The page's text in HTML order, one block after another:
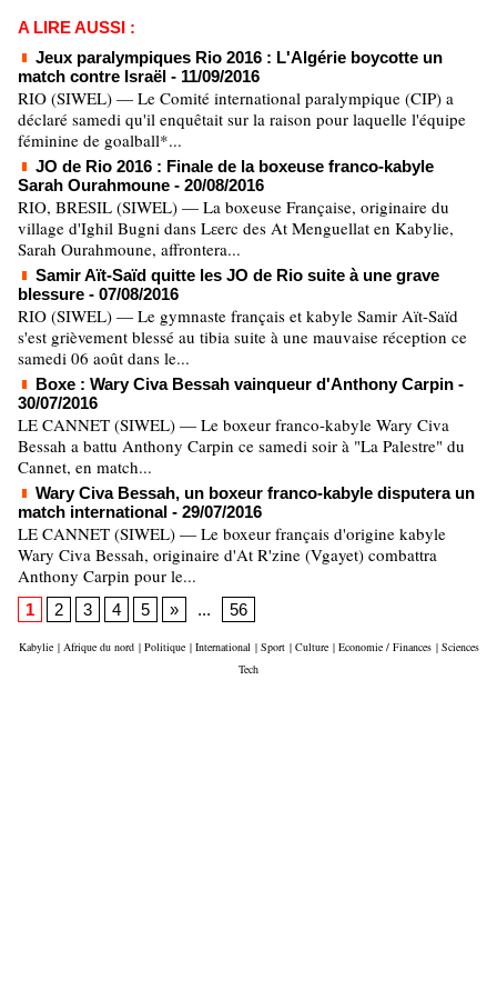
A LIRE AUSSI :
Jeux paralympiques Rio 2016 : L'Algérie boycotte un
match contre Israël - 11/09/2016
RIO (SIWEL) — Le Comité international paralympique (CIP) a
déclaré samedi qu'il enquêtait sur la raison pour laquelle l'équipe
féminine de goalball*...
JO de Rio 2016 : Finale de la boxeuse franco-kabyle
Sarah Ourahmoune - 20/08/2016
RIO, BRESIL (SIWEL) — La boxeuse Française, originaire du
village d'Ighil Bugni dans Lɛerc des At Menguellat en Kabylie,
Sarah Ourahmoune, affrontera...
Samir Aït-Saïd quitte les JO de Rio suite à une grave
blessure - 07/08/2016
RIO (SIWEL) — Le gymnaste français et kabyle Samir Aït-Saïd
s'est grièvement blessé au tibia suite à une mauvaise réception ce
samedi 06 août dans le...
Boxe : Wary Civa Bessah vainqueur d'Anthony Carpin -
30/07/2016
LE CANNET (SIWEL) — Le boxeur franco-kabyle Wary Civa
Bessah a battu Anthony Carpin ce samedi soir à "La Palestre" du
Cannet, en match...
Wary Civa Bessah, un boxeur franco-kabyle disputera un
match international - 29/07/2016
LE CANNET (SIWEL) — Le boxeur français d'origine kabyle
Wary Civa Bessah, originaire d'At R'zine (Vgayet) combattra
Anthony Carpin pour le...
1 2 3 4 5 » ... 56
Kabylie | Afrique du nord | Politique | International | Sport | Culture | Economie / Finances | Sciences
Tech